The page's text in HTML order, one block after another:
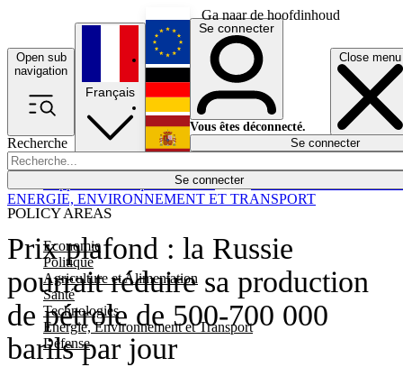
Ga naar de hoofdinhoud
Open sub
navigation
Close menu
Recherche
Se connecter
POLICY AREAS
Economie
Politique
Agriculture et Alimentation
Santé
Technologies
Energie, Environnement et Transport
Défense
Économie
Français
English
Deutsch
Español
Se connecter
Vous êtes déconnecté.
Se connecter
Prix plafond : la Russie
pourrait réduire sa production
de pétrole de 500-700 000
barils par jour
ENERGIE, ENVIRONNEMENT ET TRANSPORT